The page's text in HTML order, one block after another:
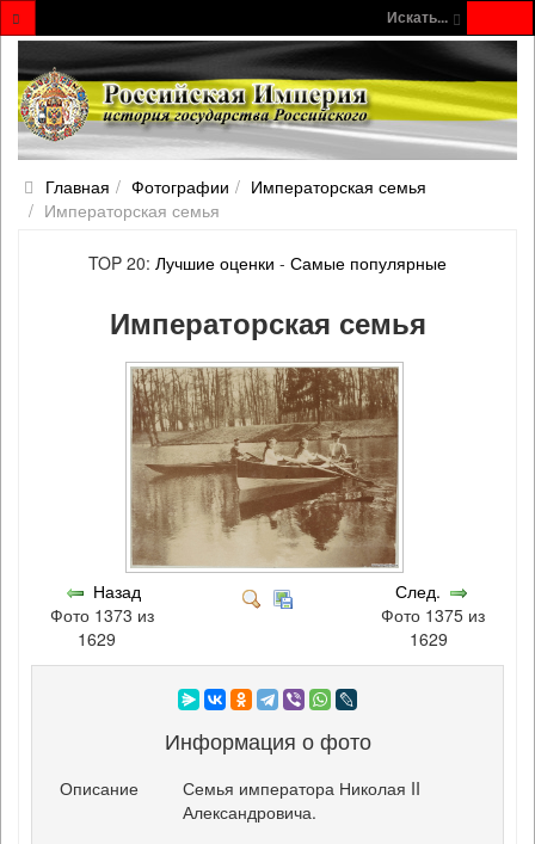
Искать...
Главная Фотографии
Императорская семья
Императорская семья
TOP 20: Лучшие оценки - Самые популярные
Императорская семья
Назад
Фото 1373 из
1629
След.
Фото 1375 из
1629
Информация о фото
Описание
Семья императора Николая II
Александровича.